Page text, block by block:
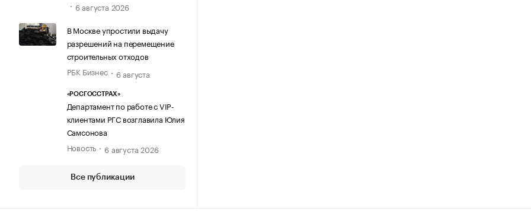
6 августа 2026
В Москве упростили выдачу
разрешений на перемещение
строительных отходов
РБК Бизнес
6 августа
«РОСГОССТРАХ»
Департамент по работе с VIP-
клиентами РГС возглавила Юлия
Самсонова
Новость
6 августа 2026
Все публикации